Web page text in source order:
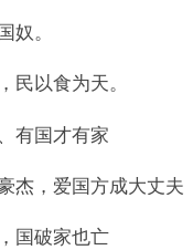
。
以食为天。
国才有家
，爱国方成大丈夫
破家也亡